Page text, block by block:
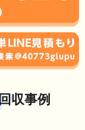
収事例